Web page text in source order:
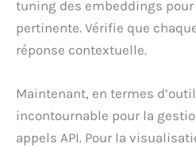
tuning des embeddings
pertinente. Vérifie que
réponse contextuelle.
Maintenant, en termes
incontournable pour la
appels API. Pour la